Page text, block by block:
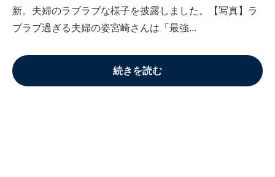
新。夫婦のラブラブな様子を披露しました。【写真】ラ
ブラブ過ぎる夫婦の姿宮崎さんは「最強...
続きを読む